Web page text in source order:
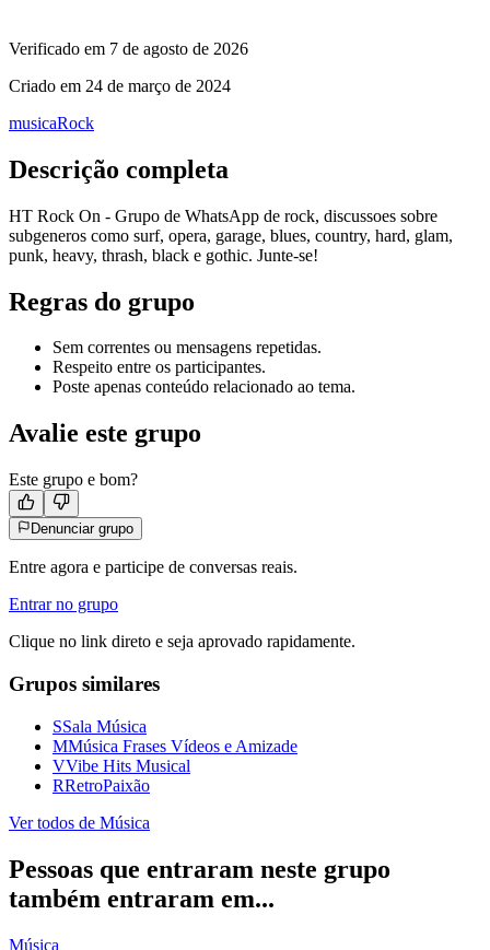
Verificado em 7 de agosto de 2026
Criado em 24 de março de 2024
musicaRock
Descrição completa
HT Rock On - Grupo de WhatsApp de rock, discussoes sobre
subgeneros como surf, opera, garage, blues, country, hard, glam,
punk, heavy, thrash, black e gothic. Junte-se!
Regras do grupo
Sem correntes ou mensagens repetidas.
Respeito entre os participantes.
Poste apenas conteúdo relacionado ao tema.
Avalie este grupo
Este grupo e bom?
Denunciar grupo
Entre agora e participe de conversas reais.
Entrar no grupo
Clique no link direto e seja aprovado rapidamente.
Grupos similares
SSala Música
MMúsica Frases Vídeos e Amizade
VVibe Hits Musical
RRetroPaixão
Ver todos de Música
Pessoas que entraram neste grupo
também entraram em...
Música